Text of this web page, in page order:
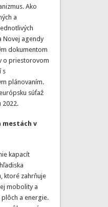
Ako
a
Novej agendy
dokumentom
o priestorovom
s
plánovaním.
súťaž
2022.
mestách v
kapacít
ktoré zahrňuje
mobolity a
a energie.